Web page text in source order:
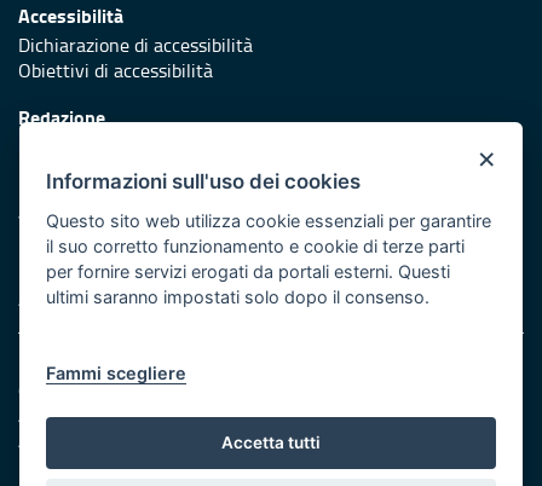
Accessibilità
Dichiarazione di accessibilità
Obiettivi di accessibilità
Redazione
Protezione civile
Vai al sito di Protezione Civile Puglia
Iniziativa finanziata con risorse del POR Puglia 2014/2020 -
Asse XI
Note legali
Cookie e privacy
Amministrazione trasparente
Atti di notifica
Feed RSS
×
Informazioni sull'uso dei cookies
Questo sito web utilizza cookie essenziali per garantire
il suo corretto funzionamento e cookie di terze parti
per fornire servizi erogati da portali esterni. Questi
ultimi saranno impostati solo dopo il consenso.
Fammi scegliere
Accetta tutti